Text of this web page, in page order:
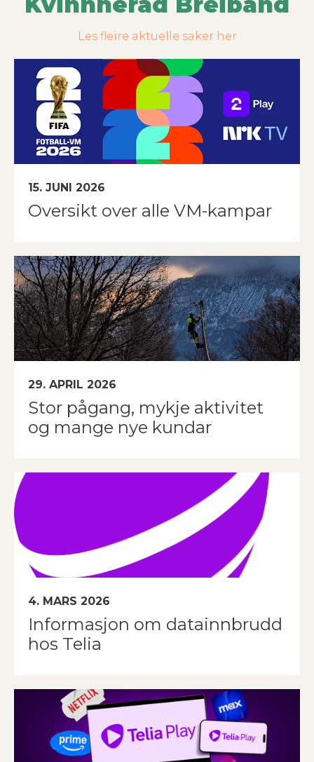
Les fleire aktuelle saker her
15. JUNI 2026
Oversikt over alle VM-kampar
29. APRIL 2026
Stor pågang, mykje aktivitet
og mange nye kundar
4. MARS 2026
Informasjon om datainnbrudd
hos Telia